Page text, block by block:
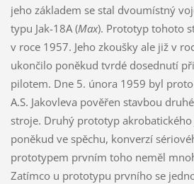
jeho základem se stal dvoumístný
typu Jak-18A (Max). Prototyp tohoto
v roce 1957. Jeho zkoušky ale již v
ukončilo poněkud tvrdé dosednutí
pilotem. Dne 5. února 1959 byl
A.S. Jakovleva pověřen stavbou
stroje. Druhý prototyp akrobatického
poněkud ve spěchu, konverzí
prototypem prvním toho neměl
Zatímco u prototypu prvního se